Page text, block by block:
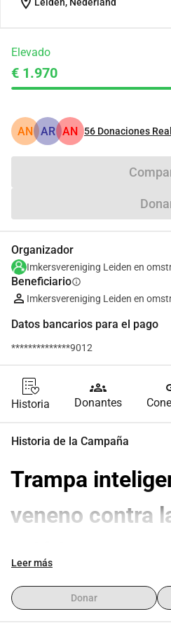
Elevado
€ 1.970
AN AR AN 56 Donaciones
Organizador
Imkersvereniging Leiden en
Beneficiarioinfo
Imkersvereniging Leiden en
Datos bancarios para el pago
**************9012
Historia
groups
Donantes
Historia de la Campaña
Trampa
veneno contra
Ayuda a crear una
y selectiva que sea
Leer más
Donar